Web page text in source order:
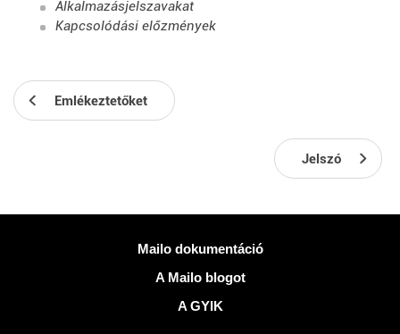
Alkalmazásjelszavakat
Kapcsolódási előzmények
Emlékeztetőket
Jelszó
Mailo dokumentáció
A Mailo blogot
A GYIK